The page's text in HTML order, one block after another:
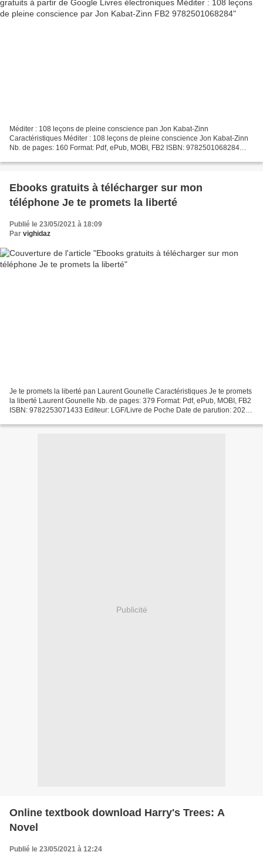
Méditer : 108 leçons de pleine conscience pan Jon Kabat-Zinn
Caractéristiques Méditer : 108 leçons de pleine conscience Jon Kabat-Zinn
Nb. de pages: 160 Format: Pdf, ePub, MOBI, FB2 ISBN: 9782501068284
Ebooks gratuits à télécharger sur mon
téléphone Je te promets la liberté
Publié le 23/05/2021 à 18:09
Par vighidaz
Je te promets la liberté pan Laurent Gounelle Caractéristiques Je te promets
la liberté Laurent Gounelle Nb. de pages: 379 Format: Pdf, ePub, MOBI, FB2
ISBN: 9782253071433 Editeur: LGF/Livre de Poche Date de parution: 2020
Publicité
Online textbook download Harry's Trees: A
Novel
Publié le 23/05/2021 à 12:24